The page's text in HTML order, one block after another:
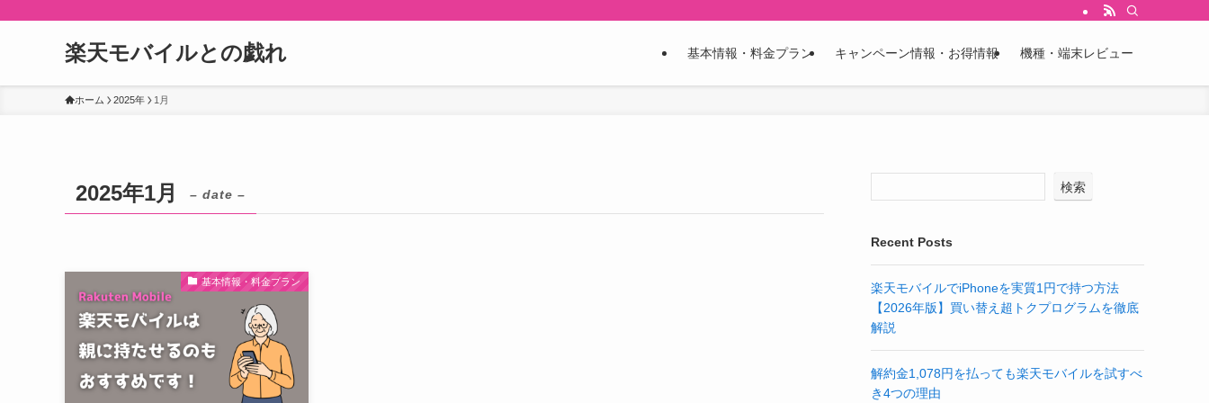
楽天モバイルとの戯れ 基本情報・料金プラン キャンペーン情報・お得情報 機種・端末レビュー
ホーム 2025年 1月
2025年1月 – date –
基本情報・料金プラン
検索
Recent Posts
楽天モバイルでiPhoneを実質1円で持つ方法
【2026年版】買い替え超トクプログラムを徹底
解説
解約金1,078円を払っても楽天モバイルを試すべ
き4つの理由